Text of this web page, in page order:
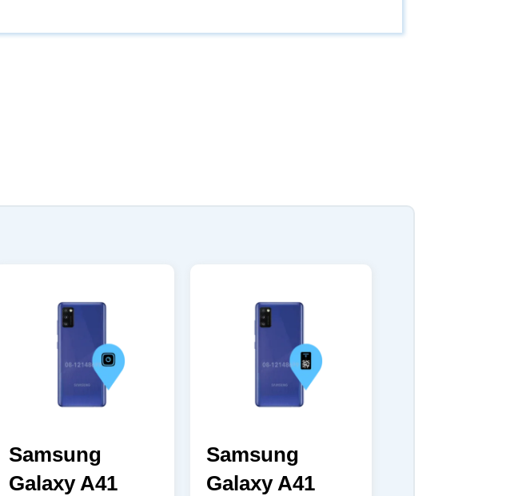
Samsung
Galaxy A41
Samsung
Galaxy A41